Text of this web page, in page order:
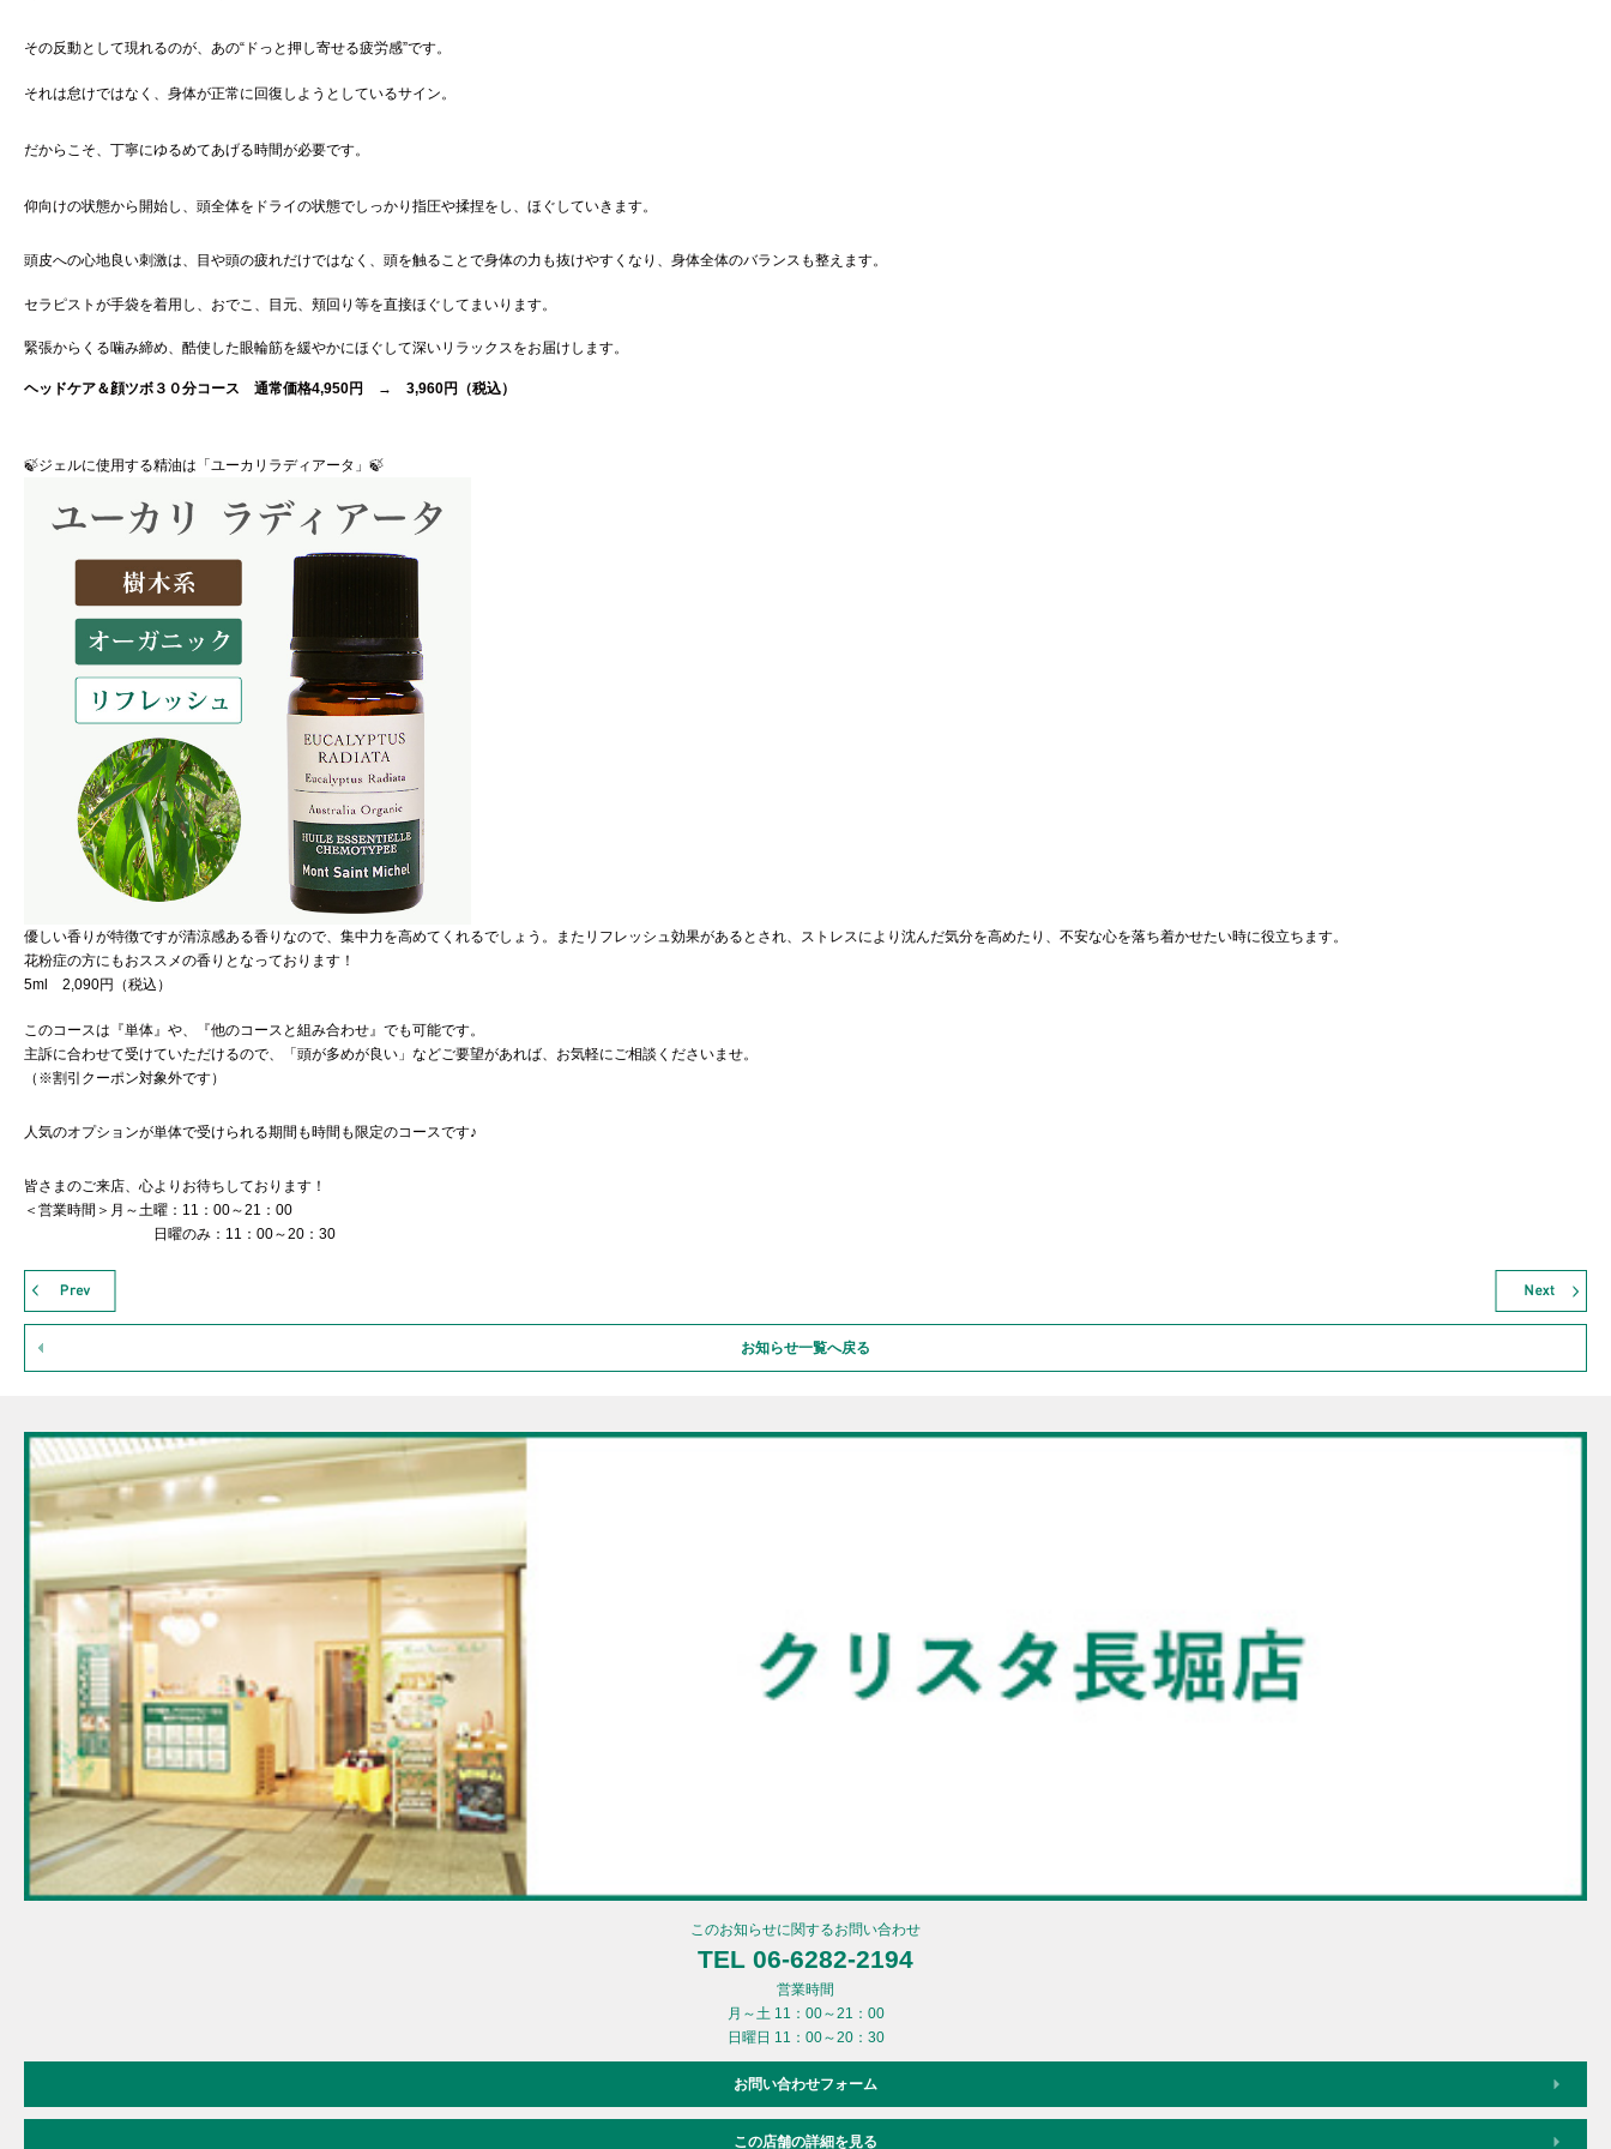
その反動として現れるのが、あの“ドっと押し寄せる疲労感”です。
それは怠けではなく、身体が正常に回復しようとしているサイン。
だからこそ、丁寧にゆるめてあげる時間が必要です。
仰向けの状態から開始し、頭全体をドライの状態でしっかり指圧や揉捏をし、ほぐしていきます。
頭皮への心地良い刺激は、目や頭の疲れだけではなく、頭を触ることで身体の力も抜けやすくなり、身体全体のバランスも整えます。
セラピストが手袋を着用し、おでこ、目元、頬回り等を直接ほぐしてまいります。
緊張からくる噛み締め、酷使した眼輪筋を緩やかにほぐして深いリラックスをお届けします。
ヘッドケア＆顔ツボ３０分コース 通常価格4,950円 → 3,960円（税込）
🍃ジェルに使用する精油は「ユーカリラディアータ」🍃
優しい香りが特徴ですが清涼感ある香りなので、集中力を高めてくれるでしょう。またリフレッシュ効果があるとされ、ストレスにより沈んだ気分を高めたり、不安な心を落ち着かせたい時に役立ちます。
花粉症の方にもおススメの香りとなっております！
5ml 2,090円（税込）
このコースは『単体』や、『他のコースと組み合わせ』でも可能です。
主訴に合わせて受けていただけるので、「頭が多めが良い」などご要望があれば、お気軽にご相談くださいませ。
（※割引クーポン対象外です）
人気のオプションが単体で受けられる期間も時間も限定のコースです♪
皆さまのご来店、心よりお待ちしております！
＜営業時間＞月～土曜：11：00～21：00
日曜のみ：11：00～20：30
お知らせ一覧へ戻る
このお知らせに関するお問い合わせ
TEL 06-6282-2194
営業時間
月～土 11：00～21：00
日曜日 11：00～20：30
お問い合わせフォーム
この店舗の詳細を見る